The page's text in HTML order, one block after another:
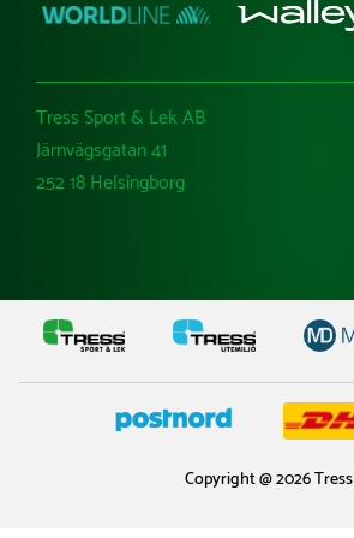
Tress Sport & Lek AB
Järnvägsgatan 41
252 18 Helsingborg
Copyright @ 2026 Tress